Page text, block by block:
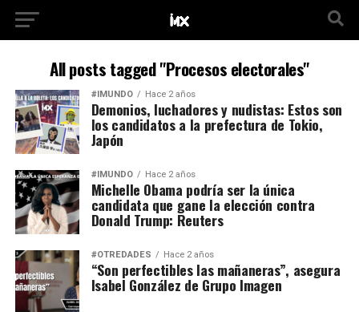
All posts tagged "Procesos electorales"
#IMUNDO Hace 2 años
Demonios, luchadores y nudistas: Estos son
los candidatos a la prefectura de Tokio,
Japón
#IMUNDO Hace 2 años
Michelle Obama podría ser la única
candidata que gane la elección contra
Donald Trump: Reuters
#OTREDADES Hace 2 años
“Son perfectibles las mañaneras”, asegura
Isabel González de Grupo Imagen